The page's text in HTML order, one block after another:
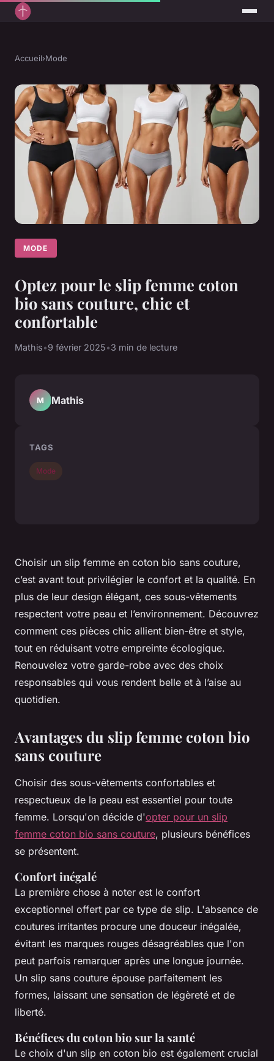
Accueil›Mode
MODE
Optez pour le slip femme coton
bio sans couture, chic et
confortable
Mathis•9 février 2025•3 min de lecture
Choisir un slip femme en coton bio sans couture,
c’est avant tout privilégier le confort et la qualité. En
plus de leur design élégant, ces sous-vêtements
respectent votre peau et l’environnement. Découvrez
comment ces pièces chic allient bien-être et style,
tout en réduisant votre empreinte écologique.
Renouvelez votre garde-robe avec des choix
responsables qui vous rendent belle et à l’aise au
quotidien.
Avantages du slip femme coton bio
sans couture
Choisir des sous-vêtements confortables et
respectueux de la peau est essentiel pour toute
femme. Lorsqu'on décide d'opter pour un slip
femme coton bio sans couture, plusieurs bénéfices
se présentent.
Confort inégalé
La première chose à noter est le confort
exceptionnel offert par ce type de slip. L'absence de
coutures irritantes procure une douceur inégalée,
évitant les marques rouges désagréables que l'on
peut parfois remarquer après une longue journée.
Un slip sans couture épouse parfaitement les
formes, laissant une sensation de légèreté et de
liberté.
Bénéfices du coton bio sur la santé
Le choix d'un slip en coton bio est également crucial
M Mathis
TAGS
Mode